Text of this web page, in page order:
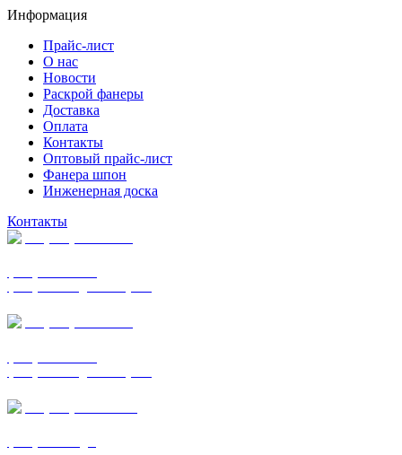
Информация
Прайс-лист
О нас
Новости
Раскрой фанеры
Доставка
Оплата
Контакты
Оптовый прайс-лист
Фанера шпон
Инженерная доска
Контакты